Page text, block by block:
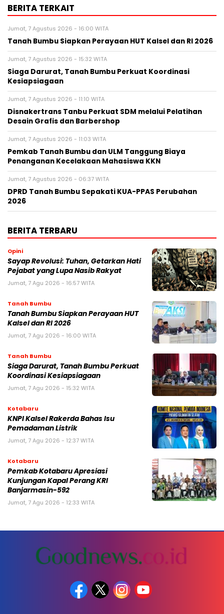
BERITA TERKAIT
Jumat, 7 Agustus 2026 - 16:00 WITA
Tanah Bumbu Siapkan Perayaan HUT Kalsel dan RI 2026
Jumat, 7 Agustus 2026 - 15:32 WITA
Siaga Darurat, Tanah Bumbu Perkuat Koordinasi
Kesiapsiagaan
Jumat, 7 Agustus 2026 - 11:10 WITA
Disnakertrans Tanbu Perkuat SDM melalui Pelatihan
Desain Grafis dan Barbershop
Jumat, 7 Agustus 2026 - 11:03 WITA
Pemkab Tanah Bumbu dan ULM Tanggung Biaya
Penanganan Kecelakaan Mahasiswa KKN
Jumat, 7 Agustus 2026 - 06:37 WITA
DPRD Tanah Bumbu Sepakati KUA-PPAS Perubahan
2026
BERITA TERBARU
Opini
Sayap Revolusi: Tuhan, Getarkan Hati
Pejabat yang Lupa Nasib Rakyat
Jumat, 7 Agu 2026 - 16:57 WITA
Tanah Bumbu
Tanah Bumbu Siapkan Perayaan HUT
Kalsel dan RI 2026
Jumat, 7 Agu 2026 - 16:00 WITA
Tanah Bumbu
Siaga Darurat, Tanah Bumbu Perkuat
Koordinasi Kesiapsiagaan
Jumat, 7 Agu 2026 - 15:32 WITA
Kotabaru
KNPI Kalsel Rakerda Bahas Isu
Pemadaman Listrik
Jumat, 7 Agu 2026 - 12:37 WITA
Kotabaru
Pemkab Kotabaru Apresiasi
Kunjungan Kapal Perang KRI
Banjarmasin-592
Jumat, 7 Agu 2026 - 12:33 WITA